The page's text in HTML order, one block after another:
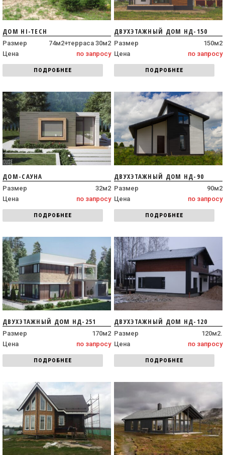
ДОМ HI-TECH
Размер
74м2+терраса 30м2
Цена
по запросу
ПОДРОБНЕЕ
ДВУХЭТАЖНЫЙ ДОМ НД-150
Размер
150м2
Цена
по запросу
ПОДРОБНЕЕ
ДОМ-САУНА
Размер
32м2
Цена
по запросу
ПОДРОБНЕЕ
ДВУХЭТАЖНЫЙ ДОМ НД-90
Размер
90м2
Цена
по запросу
ПОДРОБНЕЕ
ДВУХЭТАЖНЫЙ ДОМ НД-251
Размер
170м2
Цена
по запросу
ПОДРОБНЕЕ
ДВУХЭТАЖНЫЙ ДОМ НД-120
Размер
120м2.
Цена
по запросу
ПОДРОБНЕЕ